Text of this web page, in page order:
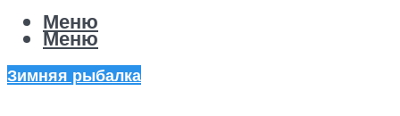
Меню
Меню
Зимняя рыбалка